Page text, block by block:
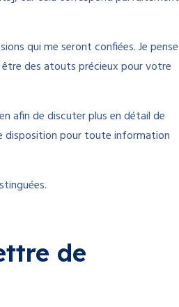
qui me seront confiées. Je pense
des atouts précieux pour votre
afin de discuter plus en détail de
disposition pour toute information
de